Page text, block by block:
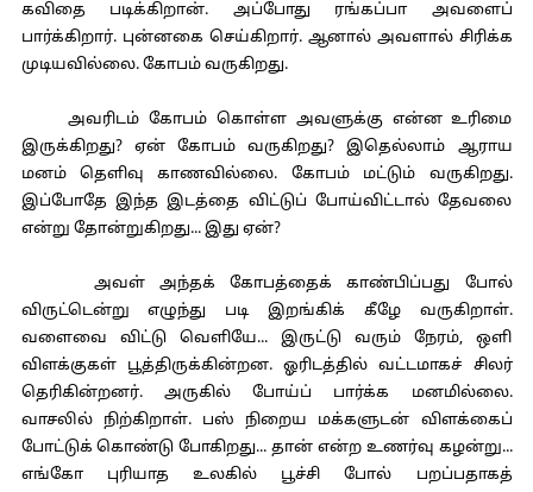
கவிதை படிக்கிறான். அப்போது ரங்கப்பா அவளைப்
பார்க்கிறார். புன்னகை செய்கிறார். ஆனால் அவளால் சிரிக்க
முடியவில்லை. கோபம் வருகிறது.
அவரிடம் கோபம் கொள்ள அவளுக்கு என்ன உரிமை
இருக்கிறது? ஏன் கோபம் வருகிறது? இதெல்லாம் ஆராய
மனம் தெளிவு காணவில்லை. கோபம் மட்டும் வருகிறது.
இப்போதே இந்த இடத்தை விட்டுப் போய்விட்டால் தேவலை
என்று தோன்றுகிறது... இது ஏன்?
அவள் அந்தக் கோபத்தைக் காண்பிப்பது போல்
விருட்டென்று எழுந்து படி இறங்கிக் கீழே வருகிறாள்.
வளைவை விட்டு வெளியே... இருட்டு வரும் நேரம், ஒளி
விளக்குகள் பூத்திருக்கின்றன. ஓரிடத்தில் வட்டமாகச் சிலர்
தெரிகின்றனர். அருகில் போய்ப் பார்க்க மனமில்லை.
வாசலில் நிற்கிறாள். பஸ் நிறைய மக்களுடன் விளக்கைப்
போட்டுக் கொண்டு போகிறது... தான் என்ற உணர்வு கழன்று...
எங்கோ புரியாத உலகில் பூச்சி போல் பறப்பதாகத்